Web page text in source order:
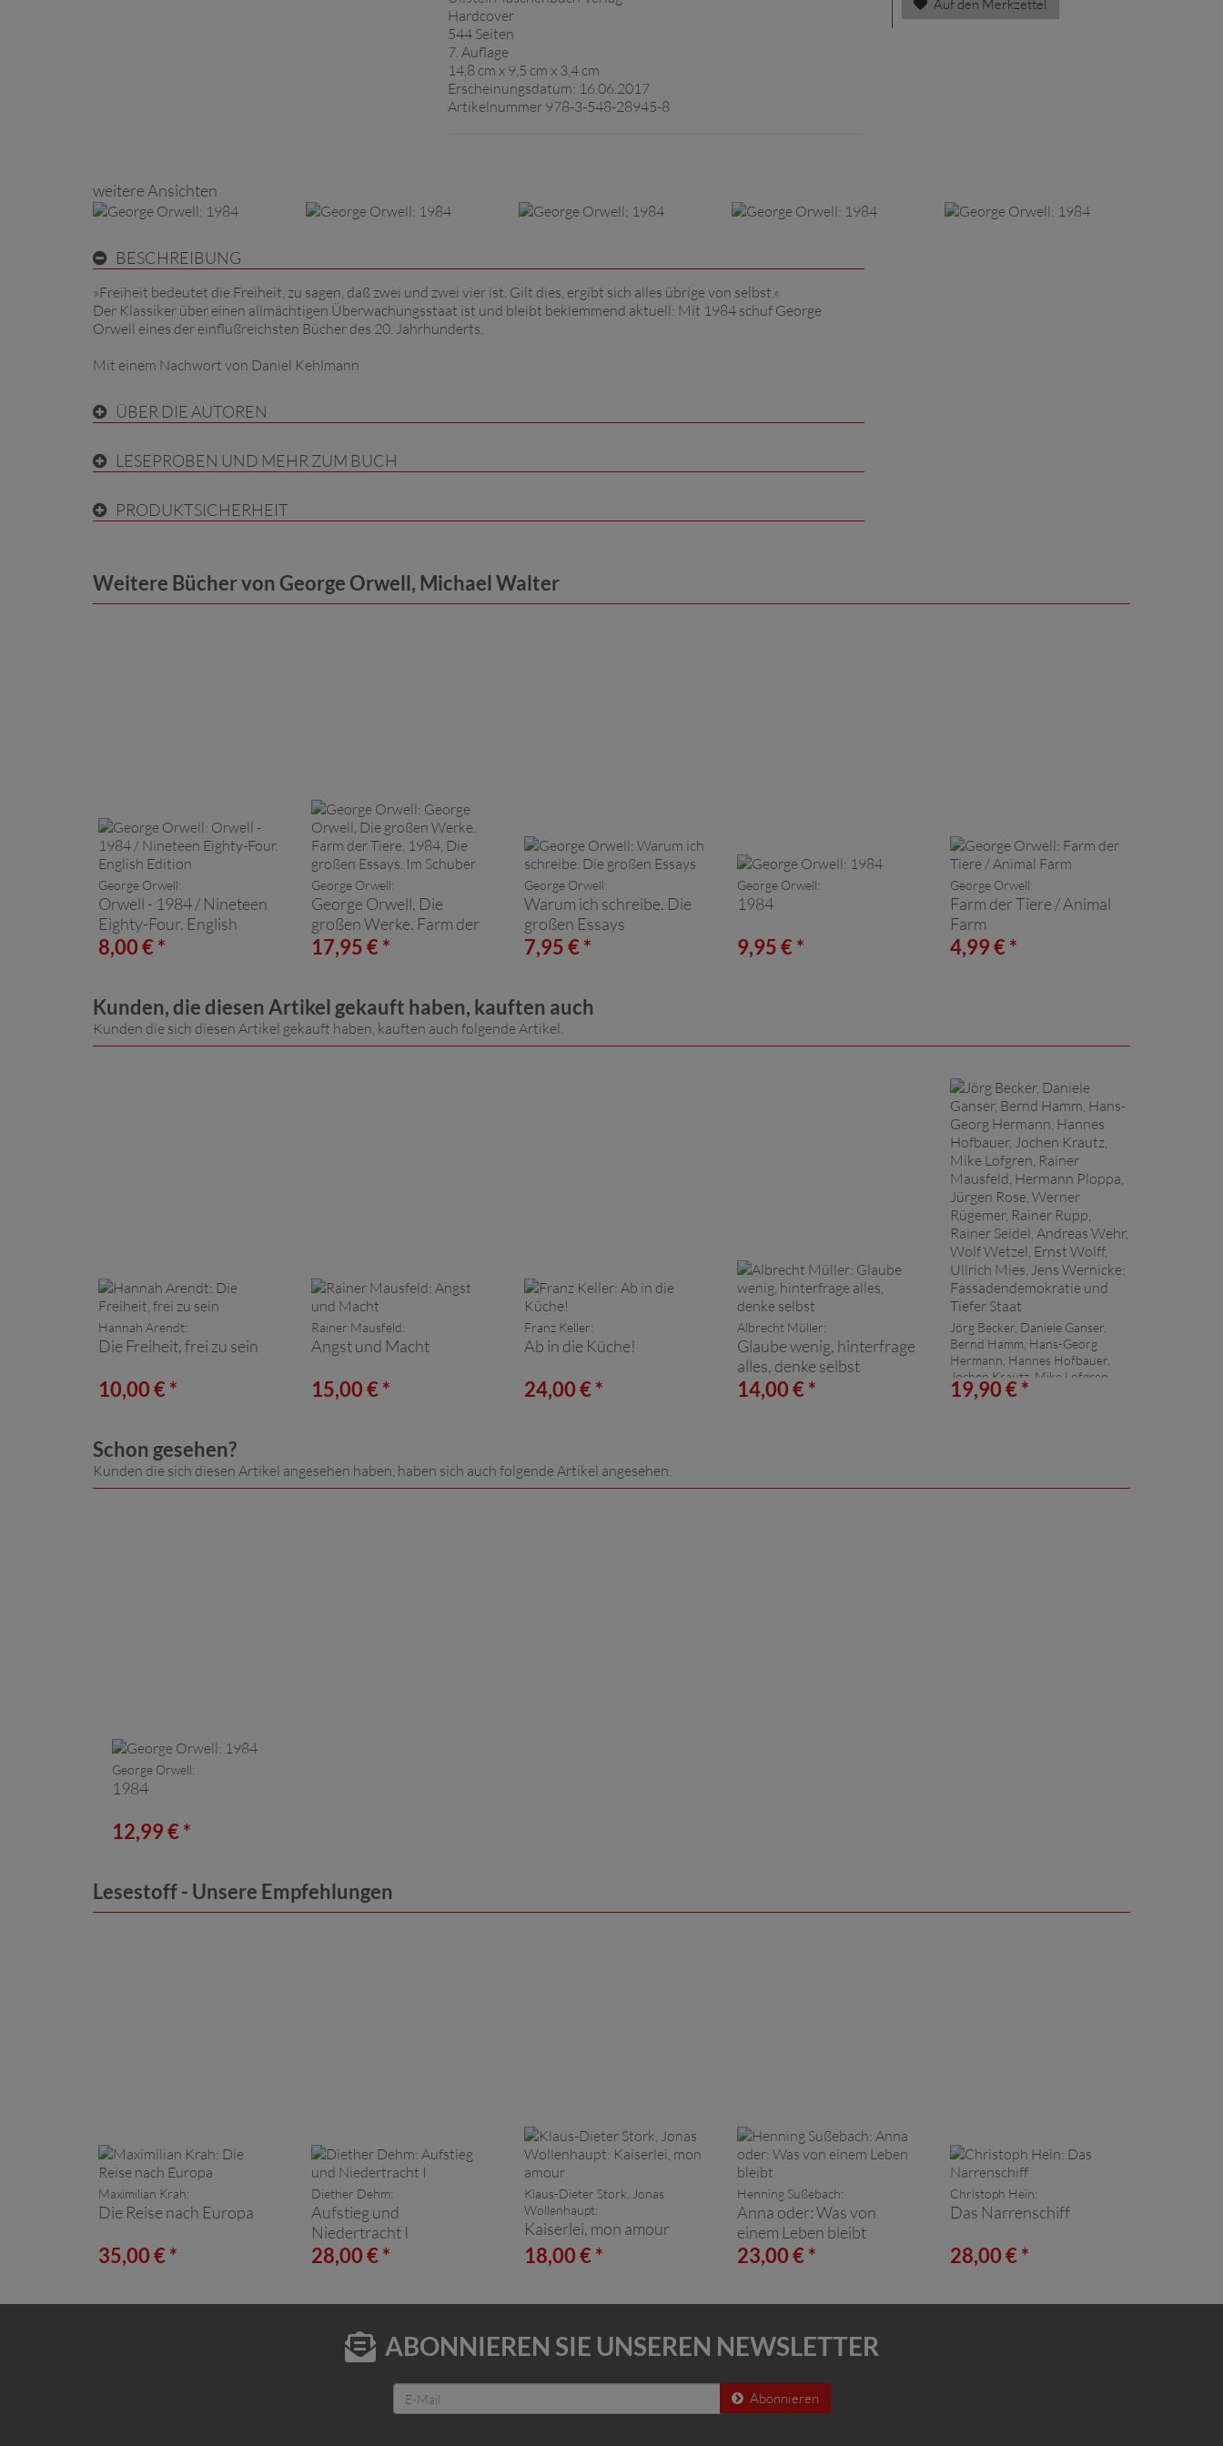
Hardcover
544 Seiten
7. Auflage
14,8 cm x 9,5 cm x 3,4 cm
Erscheinungsdatum: 16.06.2017
Artikelnummer 978-3-548-28945-8
Auf den Merkzettel
weitere Ansichten
BESCHREIBUNG
»Freiheit bedeutet die Freiheit, zu sagen, daß zwei und zwei vier ist. Gilt dies, ergibt sich alles übrige von selbst.«
Der Klassiker über einen allmächtigen Überwachungsstaat ist und bleibt beklemmend aktuell: Mit 1984 schuf George
Orwell eines der einflußreichsten Bücher des 20. Jahrhunderts.
Mit einem Nachwort von Daniel Kehlmann
ÜBER DIE AUTOREN
LESEPROBEN UND MEHR ZUM BUCH
PRODUKTSICHERHEIT
Weitere Bücher von George Orwell, Michael Walter
George Orwell:
Orwell - 1984 / Nineteen
Eighty-Four. English
Edition
8,00 € *
George Orwell:
George Orwell, Die
großen Werke. Farm der
Tiere, 1984, Die großen
Essays. Im Schuber
17,95 € *
George Orwell:
Warum ich schreibe. Die
großen Essays
7,95 € *
George Orwell:
1984
9,95 € *
George Orwell:
Farm der Tiere / Animal
Farm
4,99 € *
Kunden, die diesen Artikel gekauft haben, kauften auch
Kunden die sich diesen Artikel gekauft haben, kauften auch folgende Artikel.
Hannah Arendt:
Die Freiheit, frei zu sein
10,00 € *
Rainer Mausfeld:
Angst und Macht
15,00 € *
Franz Keller:
Ab in die Küche!
24,00 € *
Albrecht Müller:
Glaube wenig, hinterfrage
alles, denke selbst
14,00 € *
Jörg Becker, Daniele Ganser,
Bernd Hamm, Hans-Georg
Hermann, Hannes Hofbauer,
Jochen Krautz, Mike Lofgren,
Rainer Mausfeld, Hermann
Fassadendemokratie und
19,90 € *
Schon gesehen?
Kunden die sich diesen Artikel angesehen haben, haben sich auch folgende Artikel angesehen.
George Orwell:
1984
12,99 € *
Lesestoff - Unsere Empfehlungen
Maximilian Krah:
Die Reise nach Europa
35,00 € *
Diether Dehm:
Aufstieg und
Niedertracht I
28,00 € *
Klaus-Dieter Stork, Jonas
Wollenhaupt:
Kaiserlei, mon amour
18,00 € *
Henning Sußebach:
Anna oder: Was von
einem Leben bleibt
23,00 € *
Christoph Hein:
Das Narrenschiff
28,00 € *
ABONNIEREN SIE UNSEREN NEWSLETTER
Abonnieren